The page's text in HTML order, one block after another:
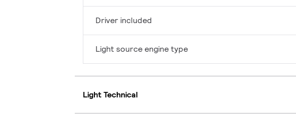
Driver included
Light source engine type
Light Technical